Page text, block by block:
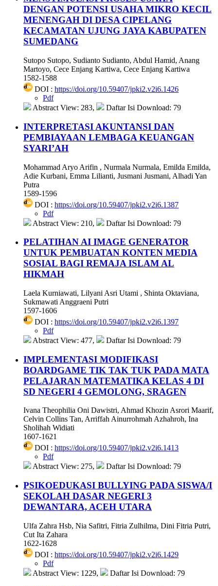
DENGAN POTENSI USAHA MIKRO KECIL
MENENGAH DI DESA CIPELANG
KECAMATAN UJUNG JAYA KABUPATEN
SUMEDANG
Sutopo Sutopo, Sudianto Sudianto, Abdul Hamid, Anang
Martoyo, Cece Enjang Kartiwa, Cece Enjang Kartiwa
1582-1588
DOI : https://doi.org/10.59407/jpki2.v2i6.1426
Pdf
Abstract View: 283,
Daftar Isi Download: 79
INTERPRETASI AKUNTANSI DAN
PEMBIAYAAN LEMBAGA KEUANGAN
SYARI’AH
Mohammad Aryo Arifin , Nurmala Nurmala, Emilda Emilda,
Adie Kurbani, Emma Lilianti, Jusmani Jusmani, Alhadi Yan
Putra
1589-1596
DOI : https://doi.org/10.59407/jpki2.v2i6.1387
Pdf
Abstract View: 210,
Daftar Isi Download: 79
PELATIHAN AI IMAGE GENERATOR
UNTUK PEMBUATAN KONTEN MEDIA
SOSIAL BAGI REMAJA ISLAM AL
HIKMAH
Laela Kurniawati, Lilyani Asri Utami , Shinta Oktaviana,
Sukmawati Anggraeni Putri
1597-1606
DOI : https://doi.org/10.59407/jpki2.v2i6.1397
Pdf
Abstract View: 477,
Daftar Isi Download: 79
IMPLEMENTASI MODIFIKASI
BOARDGAME TIK TAK TUK PADA MATA
PELAJARAN MATEMATIKA KELAS 4 DI
SD NEGERI 4 GEMOLONG, SRAGEN
Ivana Theophilia Oni Dawistri, Ahmad Khozin Asrori Maarif,
Celvin Collins Tan, Arriffah Ainurrohmah Azhahroh, Ina
Sholihah Widiati
1607-1621
DOI : https://doi.org/10.59407/jpki2.v2i6.1413
Pdf
Abstract View: 275,
Daftar Isi Download: 79
PSIKOEDUKASI BULLYING PADA SISWA/I
SEKOLAH DASAR NEGERI 3
DEWANTARA, ACEH UTARA
Ulfa Zahra Hsb, Nia Safitri, Fitria Zulhilma, Dini Fitria Putri,
Cut Ita Zahara
1622-1628
DOI : https://doi.org/10.59407/jpki2.v2i6.1429
Pdf
Abstract View: 1229,
Daftar Isi Download: 79